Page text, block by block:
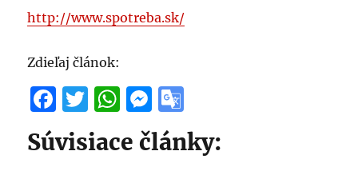
http://www.spotreba.sk/
Zdieľaj článok:
F
a
c
T
w
it
W
at
M
e
ss
o
o
Súvisiace články: